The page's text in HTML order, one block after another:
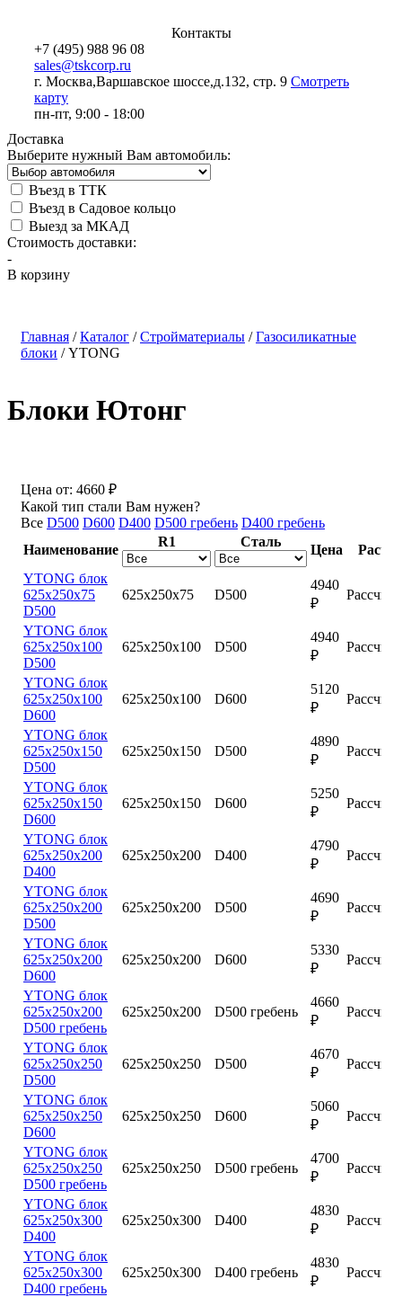
Контакты
+7 (495) 988 96 08
sales@tskcorp.ru
г. Москва,Варшавское шоссе,д.132, стр. 9 Смотреть
карту
пн-пт, 9:00 - 18:00
Доставка
Выберите нужный Вам автомобиль:
Въезд в ТТК
Въезд в Садовое кольцо
Выезд за МКАД
Стоимость доставки:
-
В корзину
Главная /Каталог /Стройматериалы /Газосиликатные
блоки /YTONG
Блоки Ютонг
Цена от: 4660 ₽
Какой тип стали Вам нужен?
Все D500 D600 D400 D500 гребень D400 гребень
Наименование
R1 Сталь
Цена
Расчет
YTONG блок
625х250х75
D500
625х250х75 D500
4940
₽
YTONG блок
625х250х100
D500
625х250х100 D500
4940
₽
YTONG блок
625х250х100
D600
625х250х100 D600
5120
₽
YTONG блок
625х250х150
D500
625х250х150 D500
4890
₽
YTONG блок
625х250х150
D600
625х250х150 D600
5250
₽
YTONG блок
625х250х200
D400
625х250х200 D400
4790
₽
YTONG блок
625х250х200
D500
625х250х200 D500
4690
₽
YTONG блок
625х250х200
D600
625х250х200 D600
5330
₽
YTONG блок
625х250х200
D500 гребень
625х250х200 D500 гребень
4660
₽
YTONG блок
625х250х250
D500
625х250х250 D500
4670
₽
YTONG блок
625х250х250
D600
625х250х250 D600
5060
₽
YTONG блок
625х250х250
D500 гребень
625х250х250 D500 гребень
4700
₽
YTONG блок
625х250х300
D400
625х250х300 D400
4830
₽
YTONG блок
625х250х300
D400 гребень
625х250х300 D400 гребень
4830
₽